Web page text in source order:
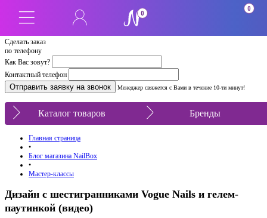
Сделать заказ
по телефону
Как Вас зовут?
Контактный телефон
Менеджер свяжется с Вами в течение 10-ти минут!
0
0
Каталог товаров Бренды
Главная страница
•
Блог магазина NailBox
•
Мастер-классы
Дизайн с шестигранниками Vogue Nails и гелем-
паутинкой (видео)